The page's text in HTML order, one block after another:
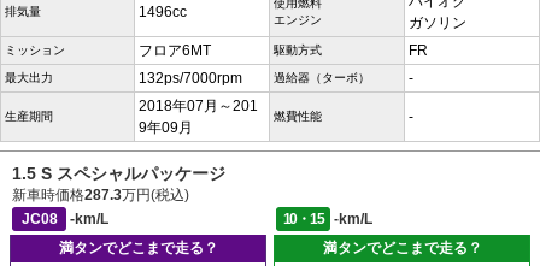
排気量 1496cc
使用燃料
エンジン
ガソリン
ミッション フロア6MT 駆動方式 FR
最大出力 132ps/7000rpm 過給器（ターボ） -
生産期間
2018年07月～201
9年09月
燃費性能 -
1.5 S スペシャルパッケージ
新車時価格287.3万円(税込)
JC08
-km/L 10・15
-km/L
満タンでどこまで走る？
満タンでどこまで走る？